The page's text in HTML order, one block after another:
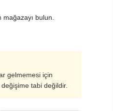
bulun.
gelmemesi için
değişime tabi değildir.